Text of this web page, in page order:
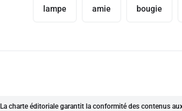
lampe amie bougie
La charte éditoriale garantit la conformité des contenus